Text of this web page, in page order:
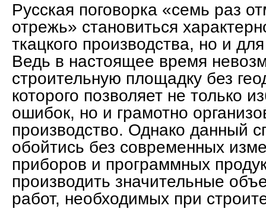
Русская поговорка «семь раз
отрежь» становиться
ткацкого производства, но и
Ведь в настоящее время
строительную площадку без
которого позволяет не только
ошибок, но и грамотно
производство. Однако данный
обойтись без современных
приборов и программных
производить значительные
работ, необходимых при